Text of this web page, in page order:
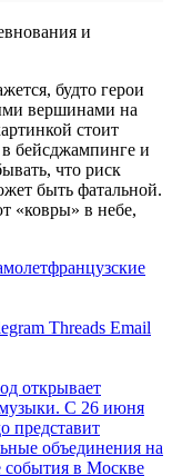
будто герои
вершинами на
стоит
бейсджампинге и
что риск
быть фатальной.
«ковры» в небе,
французские
Threads Email